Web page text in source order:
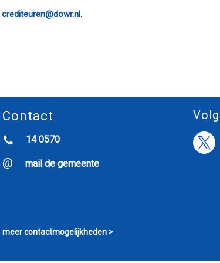
crediteuren@dowr.nl.
Contact
14 0570
mail de gemeente
meer contactmogelijkheden >